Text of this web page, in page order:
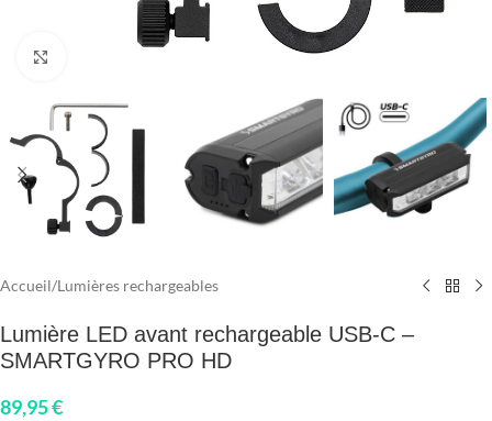
Accueil/Lumières rechargeables
Lumière LED avant rechargeable USB-C –
SMARTGYRO PRO HD
89,95€